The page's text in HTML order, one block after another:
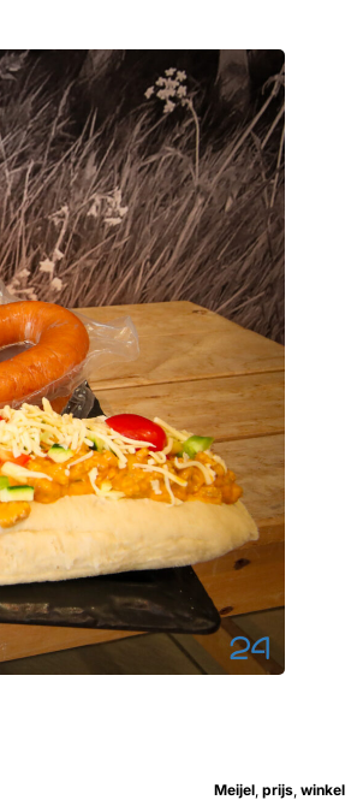
Meijel prijs winkel